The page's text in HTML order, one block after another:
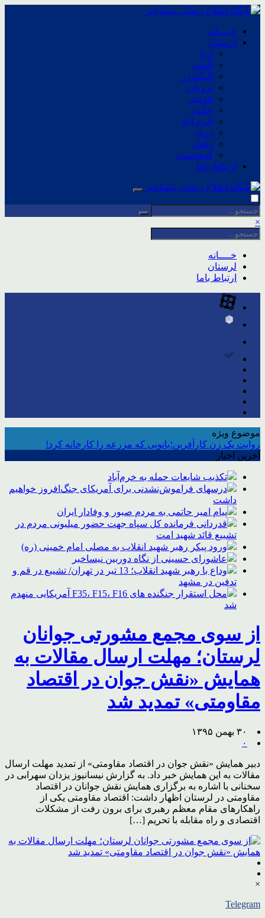
خــــانه
لرستان
ازنا
الشتر
الیگودرز
بروجرد
پلدختر
چگنی
خرم آباد
درود
دلفان
کوهدشت
ارتباط باما
×
خــــانه
لرستان
ارتباط باما
موضوع ویژه
روایت یک زن کارآفرین؛بانویی که مزرعه را کارخانه کرد!
آخرین اخبار
تکذیب شایعات حمله به خرم‌آباد
درسهای فراموش‌نشدنی برای آمریکای جنگ‌افروز خواهیم
داشت
پیام امیر حاتمی به مردم صبور و وفادار ایران
قدردانی فرمانده کل سپاه جهت حضور میلیونی مردم در
تشییع قائد شهید امت
ورود پیکر رهبر شهید انقلاب به مصلی امام خمینی (ره)
عاشورای حسینی از نگاه دوربین نیساخبر
وداع با رهبر شهید انقلاب؛ 13 تیر در تهران/ تشییع در قم و
تدفین در مشهد
محل استقرار جنگنده های F35، F15، F16 آمریکایی منهدم
شد
از سوی مجمع مشورتی جوانان
لرستان؛ مهلت ارسال مقالات به
همایش «نقش جوان در اقتصاد
مقاومتی» تمدید شد
۳۰ بهمن ۱۳۹۵
۰
دبیر همایش «نقش جوان در اقتصاد مقاومتی» از تمدید مهلت ارسال
مقالات به این همایش خبر داد. به گزارش نیسانیوز یزدان سهرابی در
سخنانی با اشاره به برگزاری همایش نقش جوانان در اقتصاد
مقاومتی در لرستان اظهار داشت: اقتصاد مقاومتی یکی از
راهکارهای مقام معظم رهبری برای برون رفت از مشکلات
اقتصادی و راه مقابله با تحریم […]
×
Telegram